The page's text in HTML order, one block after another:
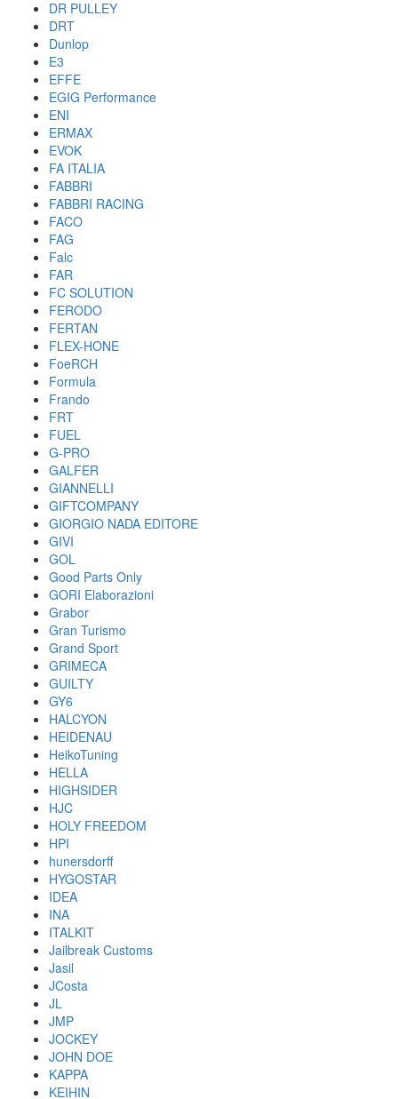
DR PULLEY
DRT
Dunlop
E3
EFFE
EGIG Performance
ENI
ERMAX
EVOK
FA ITALIA
FABBRI
FABBRI RACING
FACO
FAG
Falc
FAR
FC SOLUTION
FERODO
FERTAN
FLEX-HONE
FoeRCH
Formula
Frando
FRT
FUEL
G-PRO
GALFER
GIANNELLI
GIFTCOMPANY
GIORGIO NADA EDITORE
GIVI
GOL
Good Parts Only
GORI Elaborazioni
Grabor
Gran Turismo
Grand Sport
GRIMECA
GUILTY
GY6
HALCYON
HEIDENAU
HeikoTuning
HELLA
HIGHSIDER
HJC
HOLY FREEDOM
HPI
hunersdorff
HYGOSTAR
IDEA
INA
ITALKIT
Jailbreak Customs
Jasil
JCosta
JL
JMP
JOCKEY
JOHN DOE
KAPPA
KEIHIN